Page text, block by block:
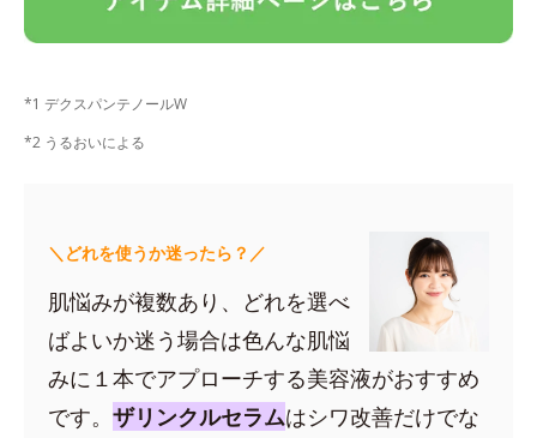
*1 デクスパンテノールW
*2 うるおいによる
＼どれを使うか迷ったら？／
肌悩みが複数あり、どれを選べ
ばよいか迷う場合は色んな肌悩
みに１本でアプローチする美容液がおすすめ
です。 ザリンクルセラムはシワ改善だけでな